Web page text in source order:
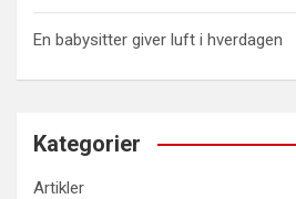
En babysitter giver luft i hverdagen
Kategorier
Artikler